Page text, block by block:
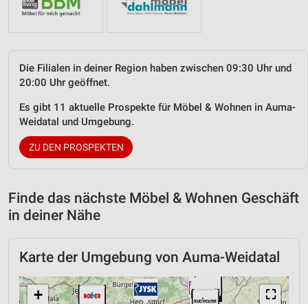
Die Filialen in deiner Region haben zwischen 09:30 Uhr und
20:00 Uhr geöffnet.
Es gibt 11 aktuelle Prospekte für Möbel & Wohnen in Auma-
Weidatal und Umgebung.
ZU DEN PROSPEKTEN
Finde das nächste Möbel & Wohnen Geschäft
in deiner Nähe
Karte der Umgebung von Auma-Weidatal
⛶
+